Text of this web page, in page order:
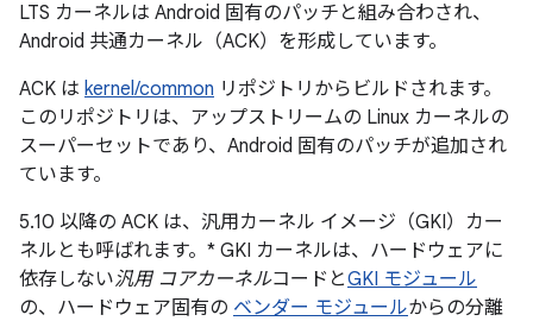
LTS カーネルは Android 固有のパッチと組み合わされ、
Android 共通カーネル（ACK）を形成しています。
ACK は kernel/common リポジトリからビルドされます。
このリポジトリは、アップストリームの Linux カーネルの
スーパーセットであり、Android 固有のパッチが追加され
ています。
5.10 以降の ACK は、汎用カーネル イメージ（GKI）カー
ネルとも呼ばれます。* GKI カーネルは、ハードウェアに
依存しない汎用 コアカーネルコードとGKI モジュール
の、ハードウェア固有の ベンダー モジュールからの分離